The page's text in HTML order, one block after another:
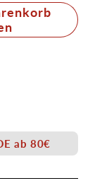
ab 80€